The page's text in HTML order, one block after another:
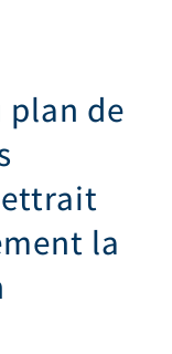
plan de
la